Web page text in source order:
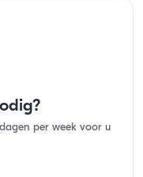
per week voor u